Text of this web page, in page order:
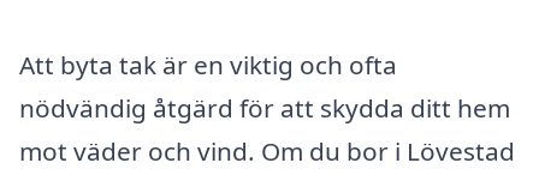
Att byta tak är en viktig och ofta
nödvändig åtgärd för att skydda ditt hem
mot väder och vind. Om du bor i Lövestad